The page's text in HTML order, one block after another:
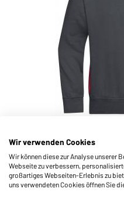
Art-
Workwear Half-Zip
Wir verwenden Cookies
Wir können diese zur Analyse unserer
Webseite zu verbessern,
großartiges Webseiten-Erlebnis zu
uns verwendeten Cookies öffnen Sie